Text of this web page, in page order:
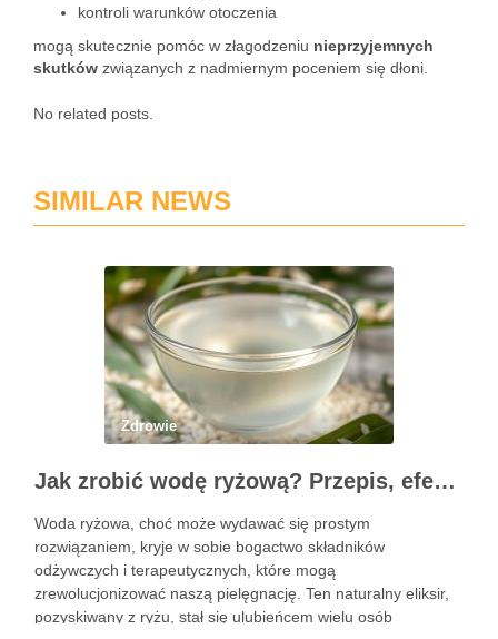
kontroli warunków otoczenia
mogą skutecznie pomóc w złagodzeniu nieprzyjemnych
skutków związanych z nadmiernym poceniem się dłoni.
No related posts.
SIMILAR NEWS
Zdrowie
Jak zrobić wodę ryżową? Przepis, efekty i zastosowanie w pielęgnacji
Woda ryżowa, choć może wydawać się prostym
rozwiązaniem, kryje w sobie bogactwo składników
odżywczych i terapeutycznych, które mogą
zrewolucjonizować naszą pielęgnację. Ten naturalny eliksir,
pozyskiwany z ryżu, stał się ulubieńcem wielu osób